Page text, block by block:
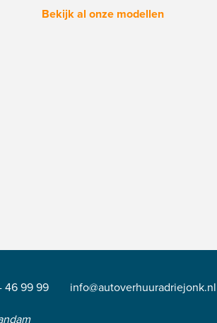
Bekijk al onze modellen
46 99 99
info@autoverhuuradriejonk.nl